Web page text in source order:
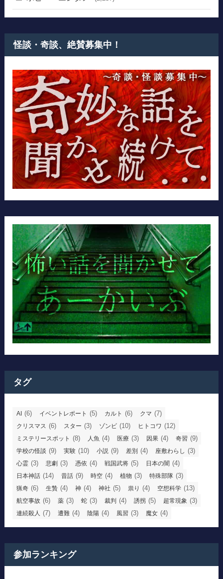
怪談・奇談、絶賛募集中！
タグ
AI (6) イベントレポート (5) カルト (6) クマ (7)
クリスマス (6) スター (3) ゾンビ (10) ヒトコワ (12)
ミステリースポット (8) 人魚 (4) 医療 (3) 因果 (4) 奇習 (9)
学校の怪談 (9) 実験 (10) 小説 (9) 差別 (4) 座敷わらし (3)
心霊 (3) 悲劇 (3) 憑依 (4) 戦国武将 (5) 日本の闇 (4)
日本神話 (14) 昔話 (9) 時空 (4) 植物 (3) 特殊部隊 (3)
猟奇 (6) 生贄 (4) 神 (4) 神社 (5) 祟り (4) 空想科学 (13)
航空事故 (6) 薬 (3) 蛇 (3) 裁判 (4) 誘拐 (5) 超常現象 (3)
連続殺人 (7) 遭難 (4) 陰陽 (4) 風習 (3) 魔女 (4)
参加ランキング